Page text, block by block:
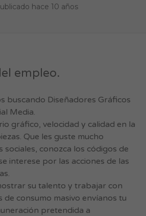
hace 10 años
empleo.
buscando Diseñadores Gráficos
Media.
gráfico, velocidad y calidad en la
Que les guste mucho
sociales, conozca los códigos de
interese por las acciones de las
su talento y trabajar con
consumo masivo envíanos tu
pretendida a